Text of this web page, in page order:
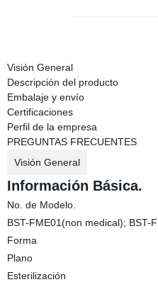
Visión General
Descripción del producto
Embalaje y envío
Certificaciones
Perfil de la empresa
PREGUNTAS FRECUENTES
Visión General
Información Básica.
No. de Modelo.
BST-FME01(non medical); BST-
Forma
Plano
Esterilización